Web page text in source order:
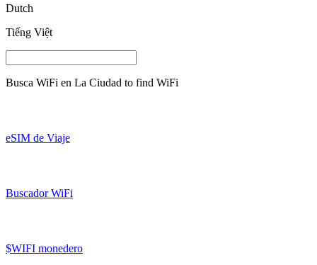
Dutch
Tiếng Việt
Busca WiFi en La Ciudad to find WiFi
eSIM de Viaje
Buscador WiFi
$WIFI monedero